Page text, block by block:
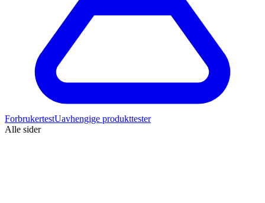
ForbrukertestUavhengige produkttester
Alle sider